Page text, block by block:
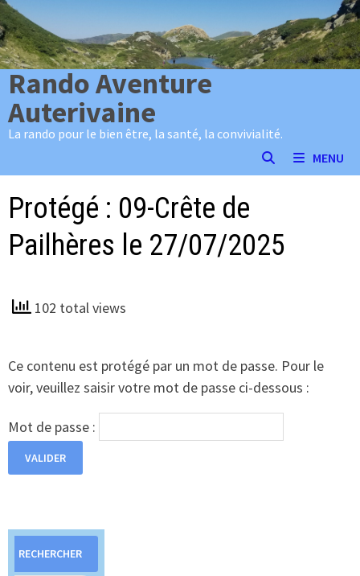
Passer
au
contenu
Rando Aventure
Auterivaine
La rando pour le bien être, la santé, la convivialité.
MENU
Protégé : 09-Crête de
Pailhères le 27/07/2025
102 total views
Ce contenu est protégé par un mot de passe. Pour le
voir, veuillez saisir votre mot de passe ci-dessous :
Mot de passe :
Rechercher :